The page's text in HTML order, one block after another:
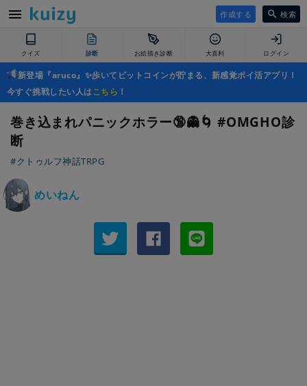
作成する 検索
クイズ 診断 お絵描き診断 大喜利 ログイン
新登場『aruco』✨歩いてビットコインが貯まる、新感覚ポイ活アプリ！
今すぐ挑戦したい人はこちら ！
巻き込まれパニックホラー🔞👻🌀 #OMGHO診
断
#クトゥルフ神話TRPG
めいねん